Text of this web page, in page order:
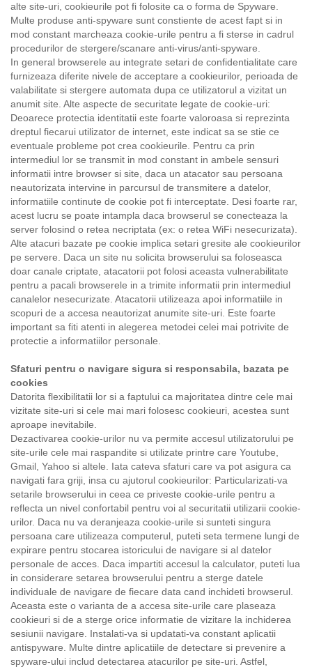
alte site-uri, cookieurile pot fi folosite ca o forma de Spyware.
Multe produse anti-spyware sunt constiente de acest fapt si in
mod constant marcheaza cookie-urile pentru a fi sterse in cadrul
procedurilor de stergere/scanare anti-virus/anti-spyware.
In general browserele au integrate setari de confidentialitate care
furnizeaza diferite nivele de acceptare a cookieurilor, perioada de
valabilitate si stergere automata dupa ce utilizatorul a vizitat un
anumit site. Alte aspecte de securitate legate de cookie-uri:
Deoarece protectia identitatii este foarte valoroasa si reprezinta
dreptul fiecarui utilizator de internet, este indicat sa se stie ce
eventuale probleme pot crea cookieurile. Pentru ca prin
intermediul lor se transmit in mod constant in ambele sensuri
informatii intre browser si site, daca un atacator sau persoana
neautorizata intervine in parcursul de transmitere a datelor,
informatiile continute de cookie pot fi interceptate. Desi foarte rar,
acest lucru se poate intampla daca browserul se conecteaza la
server folosind o retea necriptata (ex: o retea WiFi nesecurizata).
Alte atacuri bazate pe cookie implica setari gresite ale cookieurilor
pe servere. Daca un site nu solicita browserului sa foloseasca
doar canale criptate, atacatorii pot folosi aceasta vulnerabilitate
pentru a pacali browserele in a trimite informatii prin intermediul
canalelor nesecurizate. Atacatorii utilizeaza apoi informatiile in
scopuri de a accesa neautorizat anumite site-uri. Este foarte
important sa fiti atenti in alegerea metodei celei mai potrivite de
protectie a informatiilor personale.
Sfaturi pentru o navigare sigura si responsabila, bazata pe
cookies
Datorita flexibilitatii lor si a faptului ca majoritatea dintre cele mai
vizitate site-uri si cele mai mari folosesc cookieuri, acestea sunt
aproape inevitabile.
Dezactivarea cookie-urilor nu va permite accesul utilizatorului pe
site-urile cele mai raspandite si utilizate printre care Youtube,
Gmail, Yahoo si altele. Iata cateva sfaturi care va pot asigura ca
navigati fara griji, insa cu ajutorul cookieurilor: Particularizati-va
setarile browserului in ceea ce priveste cookie-urile pentru a
reflecta un nivel confortabil pentru voi al securitatii utilizarii cookie-
urilor. Daca nu va deranjeaza cookie-urile si sunteti singura
persoana care utilizeaza computerul, puteti seta termene lungi de
expirare pentru stocarea istoricului de navigare si al datelor
personale de acces. Daca impartiti accesul la calculator, puteti lua
in considerare setarea browserului pentru a sterge datele
individuale de navigare de fiecare data cand inchideti browserul.
Aceasta este o varianta de a accesa site-urile care plaseaza
cookieuri si de a sterge orice informatie de vizitare la inchiderea
sesiunii navigare. Instalati-va si updatati-va constant aplicatii
antispyware. Multe dintre aplicatiile de detectare si prevenire a
spyware-ului includ detectarea atacurilor pe site-uri. Astfel,